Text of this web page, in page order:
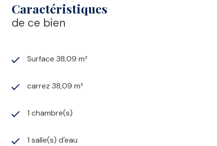
Caractéristiques
de ce bien
Surface 38,09 m²
carrez 38,09 m²
1 chambre(s)
1 salle(s) d'eau